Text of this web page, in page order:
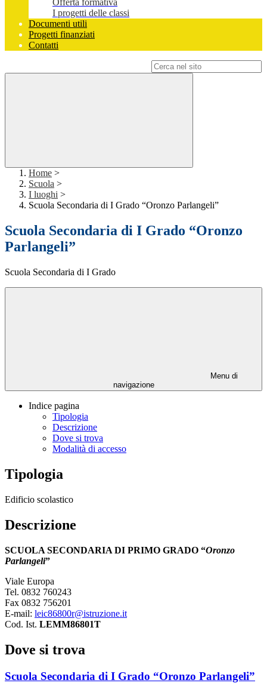
Offerta formativa
I progetti delle classi
Documenti utili
Progetti finanziati
Contatti
Home >
Scuola >
I luoghi >
Scuola Secondaria di I Grado “Oronzo Parlangeli”
Scuola Secondaria di I Grado “Oronzo
Parlangeli”
Scuola Secondaria di I Grado
Menu di
navigazione
Indice pagina
Tipologia
Descrizione
Dove si trova
Modalità di accesso
Tipologia
Edificio scolastico
Descrizione
SCUOLA SECONDARIA DI PRIMO GRADO “Oronzo
Parlangeli”
Viale Europa
Tel. 0832 760243
Fax 0832 756201
E-mail: leic86800r@istruzione.it
Cod. Ist. LEMM86801T
Dove si trova
Scuola Secondaria di I Grado “Oronzo Parlangeli”